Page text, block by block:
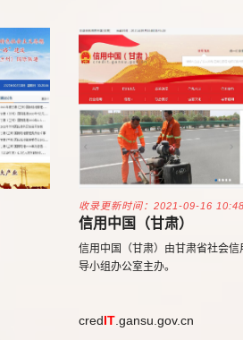
收录更新时间：2021-09-16
信用中国（甘肃）
信用中国（甘肃）由甘肃省社会信
导小组办公室主办。
credIT .gansu.gov.cn